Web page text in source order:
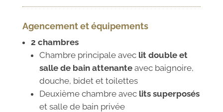
Agencement et équipements
2 chambres
Chambre principale avec lit double et
salle de bain attenanteavec baignoire,
douche, bidet et toilettes
Deuxième chambre avec lits superposés
et salle de bain privée